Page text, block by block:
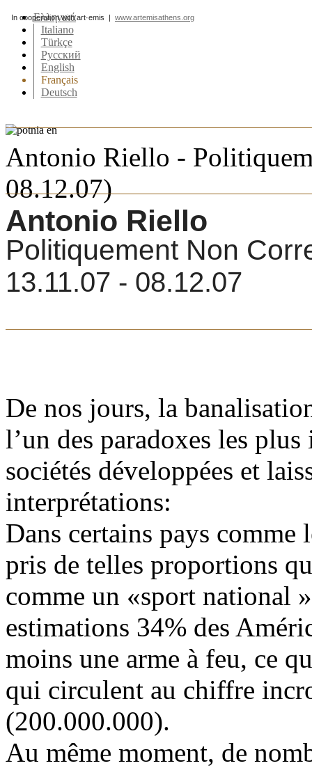
Ελληνικά
Italiano
Türkçe
Pусский
English
Français
Deutsch
Antonio Riello -
08.12.07)
Antonio Riello
Politiquement Non
13.11.07 - 08.12.07
De nos jours, la
l’un des paradoxes les plus
sociétés développées et
interprétations:
Dans certains pays comme
pris de telles proportions
comme un «sport national
estimations 34% des
moins une arme à feu, ce
qui circulent au chiffre
(200.000.000).
Au même moment, de
In cooperation with art·emis | www.artemisathens.org